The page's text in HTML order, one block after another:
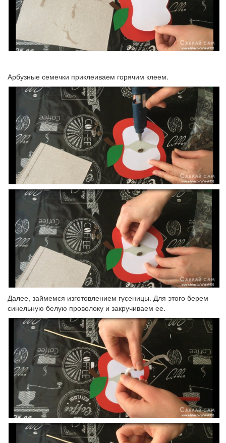
Арбузные семечки приклеиваем горячим клеем.
Далее, займемся изготовлением гусеницы. Для этого берем
синельную белую проволоку и закручиваем ее.